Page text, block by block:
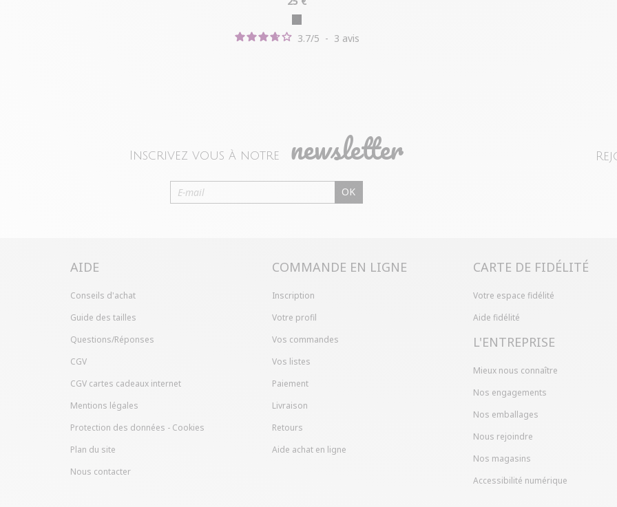
3.7/5 - 3 avis
Inscrivez vous à notre newsletter
OK
AIDE
Conseils d'achat
Guide des tailles
Questions/Réponses
CGV
CGV cartes cadeaux internet
Mentions légales
Protection des données - Cookies
Plan du site
Nous contacter
COMMANDE EN LIGNE
Inscription
Votre profil
Vos commandes
Vos listes
Paiement
Livraison
Retours
Aide achat en ligne
CARTE DE FIDÉLITÉ
Votre espace fidélité
Aide fidélité
L'ENTREPRISE
Mieux nous connaître
Nos engagements
Nos emballages
Nous rejoindre
Nos magasins
Accessibilité numérique